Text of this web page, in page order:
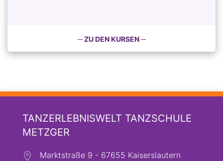
─ ZU DEN KURSEN ─
TANZERLEBNISWELT TANZSCHULE
METZGER
Marktstraße 9 - 67655 Kaiserslautern